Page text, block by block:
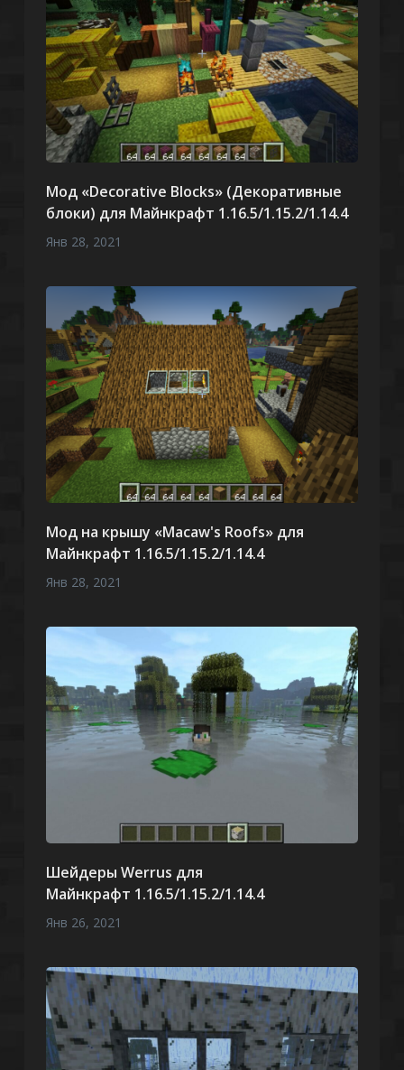
Мод «Decorative Blocks» (Декоративные
блоки) для Майнкрафт 1.16.5/1.15.2/1.14.4
Янв 28, 2021
Мод на крышу «Macaw's Roofs» для
Майнкрафт 1.16.5/1.15.2/1.14.4
Янв 28, 2021
Шейдеры Werrus для
Майнкрафт 1.16.5/1.15.2/1.14.4
Янв 26, 2021